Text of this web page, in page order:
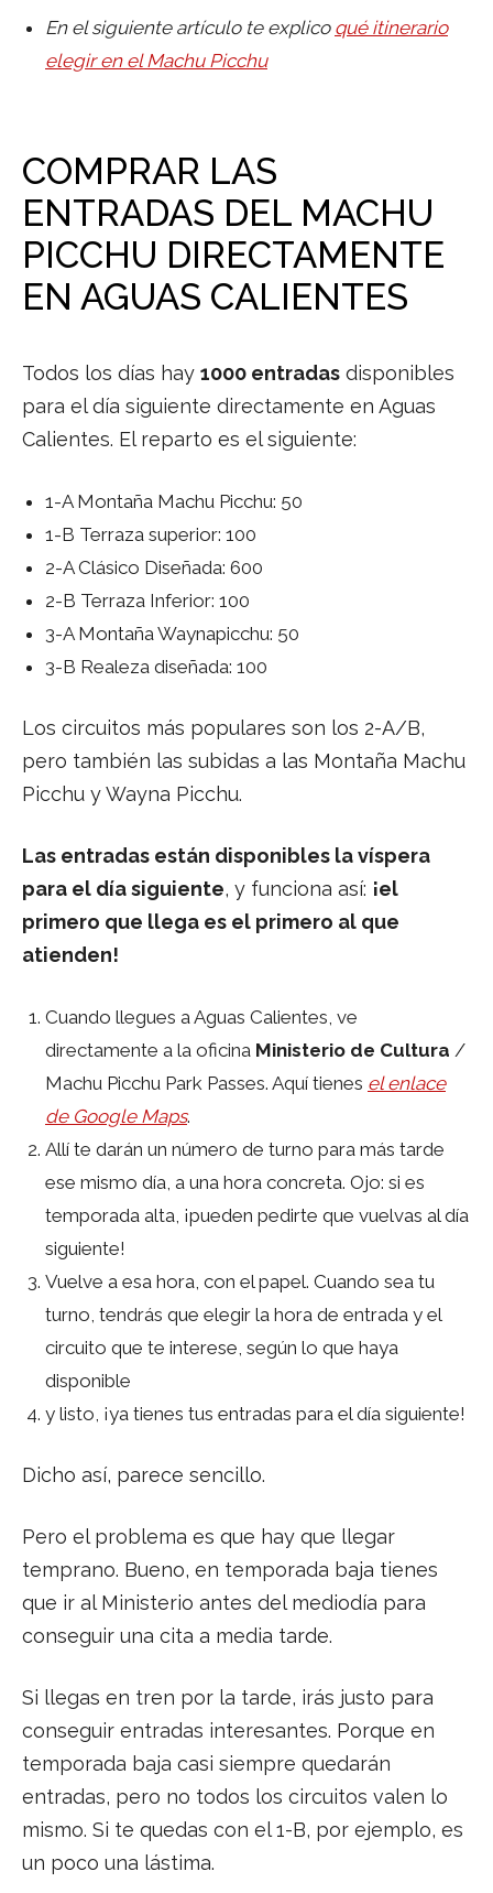
En el siguiente artículo te explico qué itinerario
elegir en el Machu Picchu
COMPRAR LAS
ENTRADAS DEL MACHU
PICCHU DIRECTAMENTE
EN AGUAS CALIENTES
Todos los días hay 1000 entradas disponibles
para el día siguiente directamente en Aguas
Calientes. El reparto es el siguiente:
1-A Montaña Machu Picchu: 50
1-B Terraza superior: 100
2-A Clásico Diseñada: 600
2-B Terraza Inferior: 100
3-A Montaña Waynapicchu: 50
3-B Realeza diseñada: 100
Los circuitos más populares son los 2-A/B,
pero también las subidas a las Montaña Machu
Picchu y Wayna Picchu.
Las entradas están disponibles la víspera
para el día siguiente, y funciona así: ¡el
primero que llega es el primero al que
atienden!
Cuando llegues a Aguas Calientes, ve
directamente a la oficina Ministerio de Cultura /
Machu Picchu Park Passes. Aquí tienes el enlace
de Google Maps.
Allí te darán un número de turno para más tarde
ese mismo día, a una hora concreta. Ojo: si es
temporada alta, ¡pueden pedirte que vuelvas al día
siguiente!
Vuelve a esa hora, con el papel. Cuando sea tu
turno, tendrás que elegir la hora de entrada y el
circuito que te interese, según lo que haya
disponible
y listo, ¡ya tienes tus entradas para el día siguiente!
Dicho así, parece sencillo.
Pero el problema es que hay que llegar
temprano. Bueno, en temporada baja tienes
que ir al Ministerio antes del mediodía para
conseguir una cita a media tarde.
Si llegas en tren por la tarde, irás justo para
conseguir entradas interesantes. Porque en
temporada baja casi siempre quedarán
entradas, pero no todos los circuitos valen lo
mismo. Si te quedas con el 1-B, por ejemplo, es
un poco una lástima.